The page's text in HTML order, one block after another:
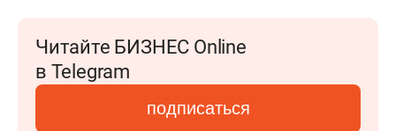
Читайте БИЗНЕС Online
в Telegram
подписаться